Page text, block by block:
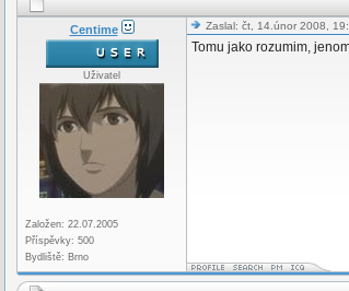
Centime
Uživatel
Založen: 22.07.2005
Příspěvky: 500
Bydliště: Brno
Zaslal: čt, 14.únor 2008,
Tomu jako rozumim,